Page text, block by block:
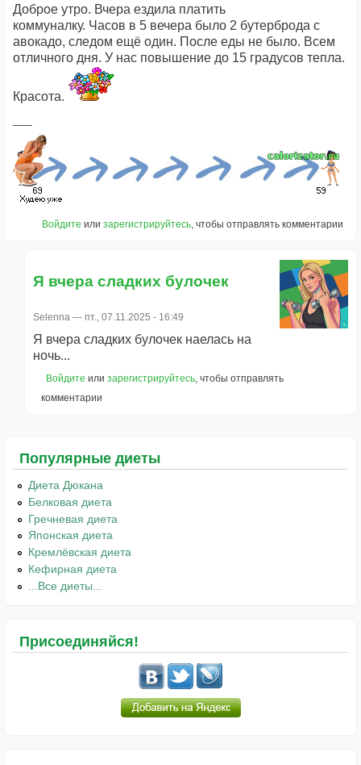
Доброе утро. Вчера ездила платить
коммуналку. Часов в 5 вечера было 2 бутерброда с
авокадо, следом ещё один. После еды не было. Всем
отличного дня. У нас повышение до 15 градусов тепла.
Красота.
Войдите или зарегистрируйтесь , чтобы отправлять комментарии
Я вчера сладких булочек
Selenna — пт., 07.11.2025 - 16:49
Я вчера сладких булочек наелась на
ночь...
Войдите или зарегистрируйтесь, чтобы отправлять
комментарии
Популярные диеты
Диета Дюкана
Белковая диета
Гречневая диета
Японская диета
Кремлёвская диета
Кефирная диета
...Все диеты...
Присоединяйся!